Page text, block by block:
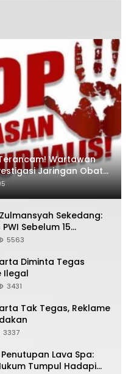
Wartawan
Jaringan Obat
Sekedang:
Sebelum 15
5563
Diminta Tegas
Ilegal
3431
Tak Tegas, Reklame
3337
Lava Spa:
Tumpul Hadapi